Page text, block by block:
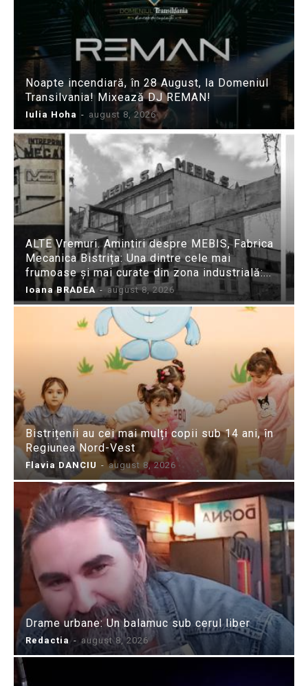
Noapte incendiară, în 28 August, la Domeniul
Transilvania! Mixează DJ REMAN!
Iulia Hoha - august 8, 2026
ALTE Vremuri. Amintiri despre MEBIS, Fabrica
Mecanica Bistrița: Una dintre cele mai
frumoase și mai curate din zona industrială:...
Ioana BRADEA - august 8, 2026
Bistrițenii au cei mai mulți copii sub 14 ani, în
Regiunea Nord-Vest
Flavia DANCIU - august 8, 2026
Drame urbane: Un balamuc sub cerul liber
Redactia - august 8, 2026